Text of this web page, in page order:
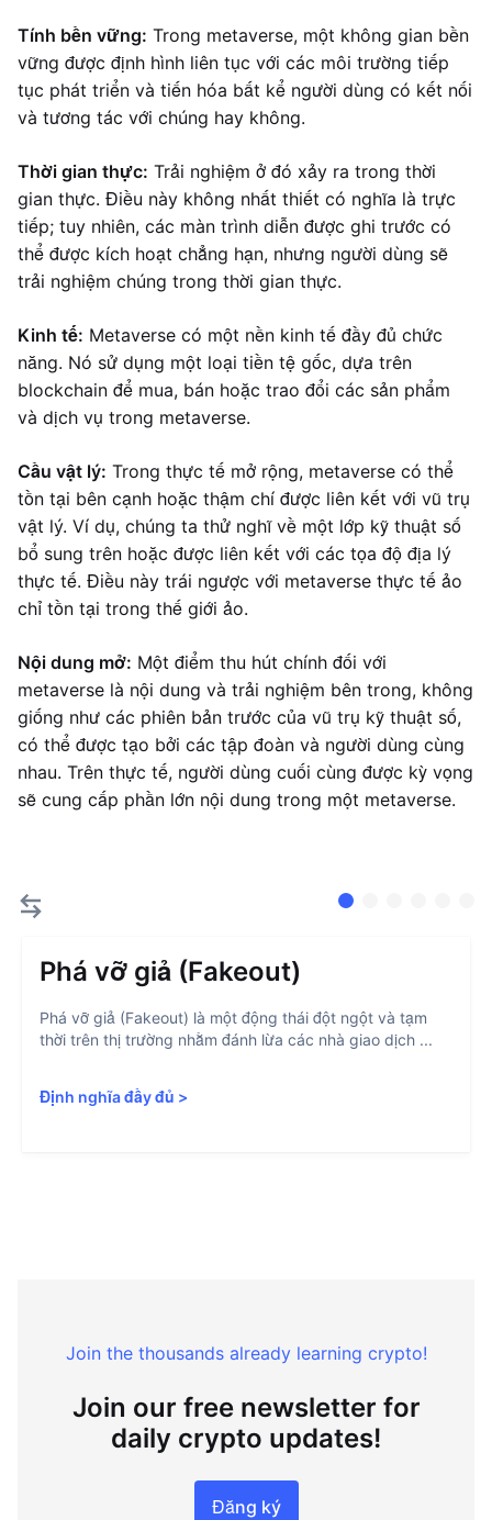
Tính bền vững: Trong metaverse, một không gian bền
vững được định hình liên tục với các môi trường tiếp
tục phát triển và tiến hóa bất kể người dùng có kết nối
và tương tác với chúng hay không.
Thời gian thực: Trải nghiệm ở đó xảy ra trong thời
gian thực. Điều này không nhất thiết có nghĩa là trực
tiếp; tuy nhiên, các màn trình diễn được ghi trước có
thể được kích hoạt chẳng hạn, nhưng người dùng sẽ
trải nghiệm chúng trong thời gian thực.
Kinh tế: Metaverse có một nền kinh tế đầy đủ chức
năng. Nó sử dụng một loại tiền tệ gốc, dựa trên
blockchain để mua, bán hoặc trao đổi các sản phẩm
và dịch vụ trong metaverse.
Cầu vật lý: Trong thực tế mở rộng, metaverse có thể
tồn tại bên cạnh hoặc thậm chí được liên kết với vũ trụ
vật lý. Ví dụ, chúng ta thử nghĩ về một lớp kỹ thuật số
bổ sung trên hoặc được liên kết với các tọa độ địa lý
thực tế. Điều này trái ngược với metaverse thực tế ảo
chỉ tồn tại trong thế giới ảo.
Nội dung mở: Một điểm thu hút chính đối với
metaverse là nội dung và trải nghiệm bên trong, không
giống như các phiên bản trước của vũ trụ kỹ thuật số,
có thể được tạo bởi các tập đoàn và người dùng cùng
nhau. Trên thực tế, người dùng cuối cùng được kỳ vọng
sẽ cung cấp phần lớn nội dung trong một metaverse.
Phá vỡ giả (Fakeout)
Phá vỡ giả (Fakeout) là một động thái đột ngột và tạm
thời trên thị trường nhằm đánh lừa các nhà giao dịch ...
Định nghĩa đầy đủ >
Join the thousands already learning crypto!
Join our free newsletter for
daily crypto updates!
Đăng ký